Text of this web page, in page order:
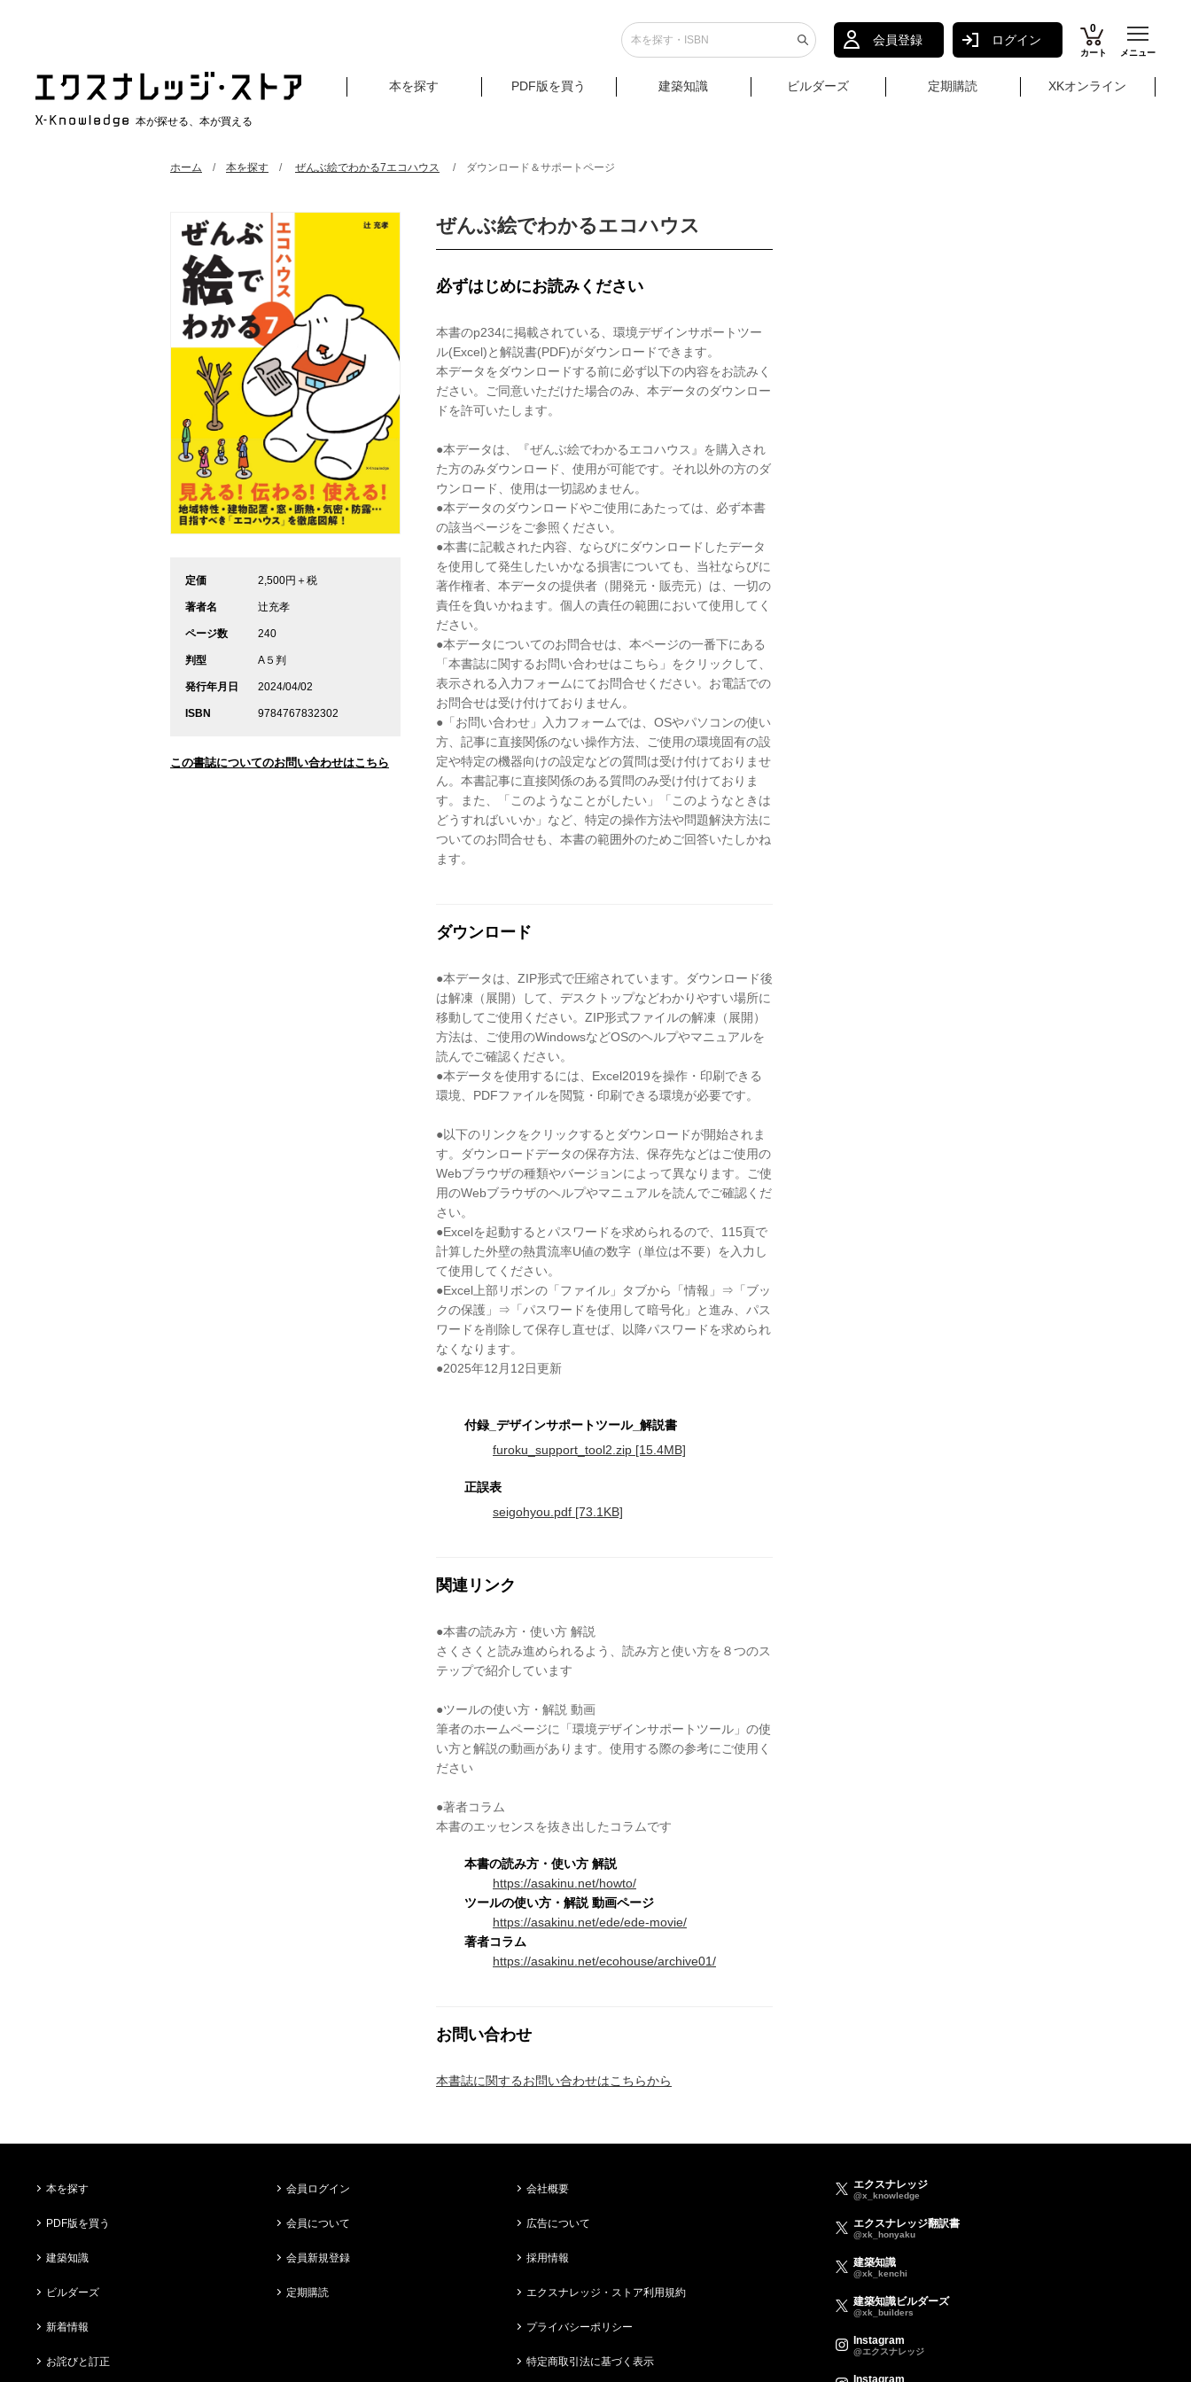
会員登録 ログイン
0
カート メニュー
本が探せる、本が買える
本を探す PDF版を買う 建築知識 ビルダーズ 定期購読 XKオンライン
ホーム 本を探す ぜんぶ絵でわかる7エコハウス ダウンロード＆サポートページ
定価 2,500円＋税
著者名 辻充孝
ページ数 240
判型 A５判
発行年月日 2024/04/02
ISBN 9784767832302
この書誌についてのお問い合わせはこちら
ぜんぶ絵でわかるエコハウス
必ずはじめにお読みください
本書のp234に掲載されている、環境デザインサポートツー
ル(Excel)と解説書(PDF)がダウンロードできます。
本データをダウンロードする前に必ず以下の内容をお読みく
ださい。ご同意いただけた場合のみ、本データのダウンロー
ドを許可いたします。
●本データは、『ぜんぶ絵でわかるエコハウス』を購入され
た方のみダウンロード、使用が可能です。それ以外の方のダ
ウンロード、使用は一切認めません。
●本データのダウンロードやご使用にあたっては、必ず本書
の該当ページをご参照ください。
●本書に記載された内容、ならびにダウンロードしたデータ
を使用して発生したいかなる損害についても、当社ならびに
著作権者、本データの提供者（開発元・販売元）は、一切の
責任を負いかねます。個人の責任の範囲において使用してく
ださい。
●本データについてのお問合せは、本ページの一番下にある
「本書誌に関するお問い合わせはこちら」をクリックして、
表示される入力フォームにてお問合せください。お電話での
お問合せは受け付けておりません。
●「お問い合わせ」入力フォームでは、OSやパソコンの使い
方、記事に直接関係のない操作方法、ご使用の環境固有の設
定や特定の機器向けの設定などの質問は受け付けておりませ
ん。本書記事に直接関係のある質問のみ受け付けておりま
す。また、「このようなことがしたい」「このようなときは
どうすればいいか」など、特定の操作方法や問題解決方法に
ついてのお問合せも、本書の範囲外のためご回答いたしかね
ます。
ダウンロード
●本データは、ZIP形式で圧縮されています。ダウンロード後
は解凍（展開）して、デスクトップなどわかりやすい場所に
移動してご使用ください。ZIP形式ファイルの解凍（展開）
方法は、ご使用のWindowsなどOSのヘルプやマニュアルを
読んでご確認ください。
●本データを使用するには、Excel2019を操作・印刷できる
環境、PDFファイルを閲覧・印刷できる環境が必要です。
●以下のリンクをクリックするとダウンロードが開始されま
す。ダウンロードデータの保存方法、保存先などはご使用の
Webブラウザの種類やバージョンによって異なります。ご使
用のWebブラウザのヘルプやマニュアルを読んでご確認くだ
さい。
●Excelを起動するとパスワードを求められるので、115頁で
計算した外壁の熱貫流率U値の数字（単位は不要）を入力し
て使用してください。
●Excel上部リボンの「ファイル」タブから「情報」⇒「ブッ
クの保護」⇒「パスワードを使用して暗号化」と進み、パス
ワードを削除して保存し直せば、以降パスワードを求められ
なくなります。
●2025年12月12日更新
付録_デザインサポートツール_解説書
furoku_support_tool2.zip [15.4MB]
正誤表
seigohyou.pdf [73.1KB]
関連リンク
●本書の読み方・使い方 解説
さくさくと読み進められるよう、読み方と使い方を８つのス
テップで紹介しています
●ツールの使い方・解説 動画
筆者のホームページに「環境デザインサポートツール」の使
い方と解説の動画があります。使用する際の参考にご使用く
ださい
●著者コラム
本書のエッセンスを抜き出したコラムです
本書の読み方・使い方 解説
https://asakinu.net/howto/
ツールの使い方・解説 動画ページ
https://asakinu.net/ede/ede-movie/
著者コラム
https://asakinu.net/ecohouse/archive01/
お問い合わせ
本書誌に関するお問い合わせはこちらから
本を探す
PDF版を買う
建築知識
ビルダーズ
新着情報
お詫びと訂正
会員ログイン
会員について
会員新規登録
定期購読
会社概要
広告について
採用情報
エクスナレッジ・ストア利用規約
プライバシーポリシー
特定商取引法に基づく表示
エクスナレッジ
@x_knowledge
エクスナレッジ翻訳書
@xk_honyaku
建築知識
@xk_kenchi
建築知識ビルダーズ
@xk_builders
Instagram
@エクスナレッジ
Instagram